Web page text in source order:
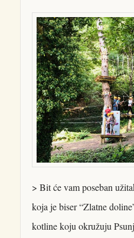
> Bit će vam poseban
koja je biser “Zlatne
kotline koju okružuju